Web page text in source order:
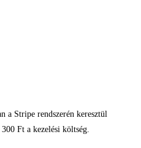
a Stripe rendszerén keresztül
300 Ft a kezelési költség.